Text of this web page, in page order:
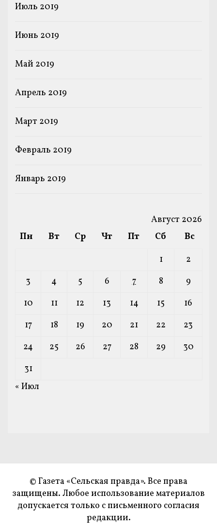
Июль 2019
Июнь 2019
Май 2019
Апрель 2019
Март 2019
Февраль 2019
Январь 2019
Август 2026
Пн
Вт Ср Чт Пт Сб
Вс
1
2
3
4 5 6 7 8
9
10
11 12 13 14 15
16
17
18 19 20 21 22
23
24
25 26 27 28 29
30
31
« Июл
© Газета «Сельская правда». Все права
защищены. Любое использование материалов
допускается только с письменного согласия
редакции.